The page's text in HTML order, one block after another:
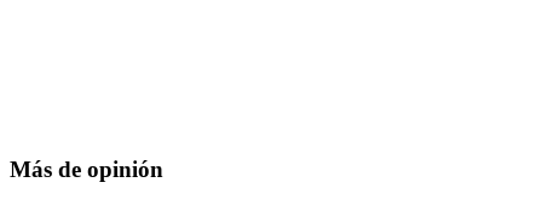
Más de opinión